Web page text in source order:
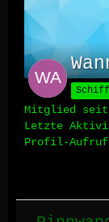
Mitglied
Letzte
Profil-